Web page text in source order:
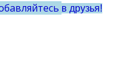
в друзья!